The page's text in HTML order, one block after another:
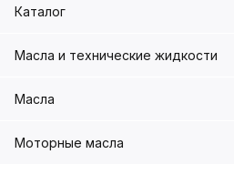
Каталог
Масла и технические жидкости
Масла
Моторные масла